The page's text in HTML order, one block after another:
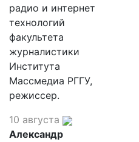
радио и интернет
технологий
факультета
журналистики
Института
Массмедиа РГГУ,
режиссер.
10 августа
Александр